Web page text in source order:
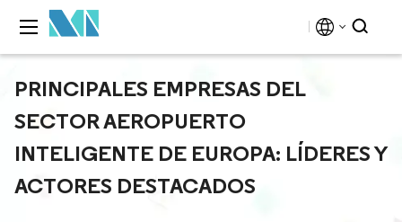
PRINCIPALES EMPRESAS DEL
SECTOR AEROPUERTO
INTELIGENTE DE EUROPA: LÍDERES Y
ACTORES DESTACADOS